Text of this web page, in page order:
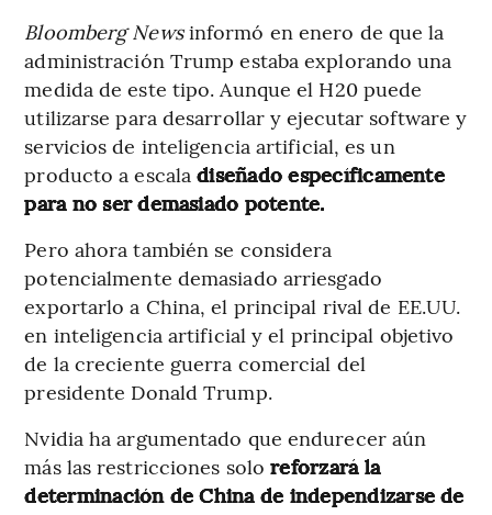
Bloomberg Newsinformó en enero de que la
administración Trump estaba explorando una
medida de este tipo. Aunque el H20 puede
utilizarse para desarrollar y ejecutar software y
servicios de inteligencia artificial, es un
producto a escaladiseñado específicamente
para no ser demasiado potente.
Pero ahora también se considera
potencialmente demasiado arriesgado
exportarlo a China, el principal rival de EE.UU.
en inteligencia artificial y el principal objetivo
de la creciente guerra comercial del
presidente Donald Trump.
Nvidia ha argumentado que endurecer aún
más las restricciones solo reforzará la
determinación de China de independizarse de